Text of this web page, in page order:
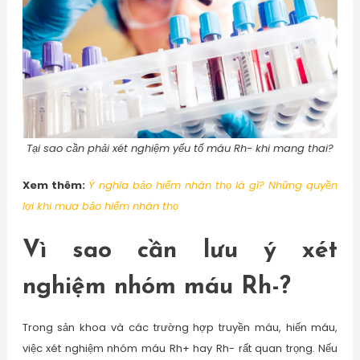
Tại sao cần phải xét nghiệm yếu tố máu Rh- khi mang thai?
Xem thêm: Ý nghĩa bảo hiểm nhân thọ là gì? Những quyền
lợi khi mua bảo hiểm nhân thọ
Vì sao cần lưu ý xét
nghiệm nhóm máu Rh-?
Trong sản khoa và các trường hợp truyền máu, hiến máu,
việc xét nghiệm nhóm máu Rh+ hay Rh- rất quan trọng. Nếu